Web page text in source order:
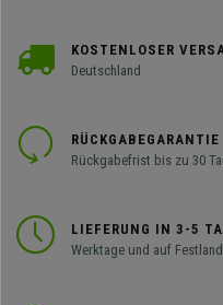
KOSTENLOSER
Deutschland
RÜCKGABEGARANTIE
Rückgabefrist bis zu 30
LIEFERUNG IN 3-5
Werktage und auf Festland